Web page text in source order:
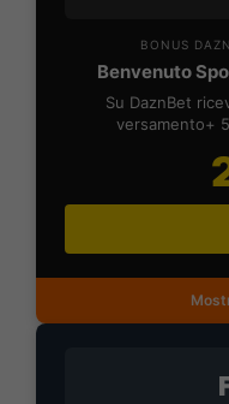
BONUS
Benvenuto
Su DaznBet
versamento+